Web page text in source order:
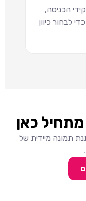
הכניסה,
לבחור כיוון
כאן
תמונה מיידית של